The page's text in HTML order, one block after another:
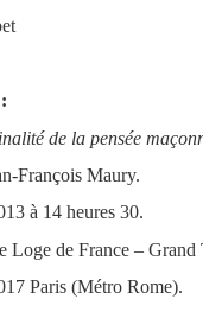
:
de la pensée
François Maury.
à 14 heures 30.
Loge de France – Grand
Paris (Métro Rome).